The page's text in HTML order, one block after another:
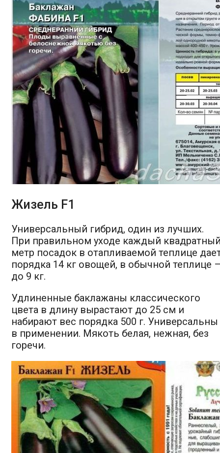
Жизель F1
Универсальный гибрид, один из лучших.
При правильном уходе каждый
метр посадок в отапливаемой теплице
порядка 14 кг овощей, в обычной теплице
до 9 кг.
Удлиненные баклажаны классического
цвета в длину вырастают до 25 см и
набирают вес порядка 500 г. Универсальны
в применении. Мякоть белая, нежная, без
горечи.